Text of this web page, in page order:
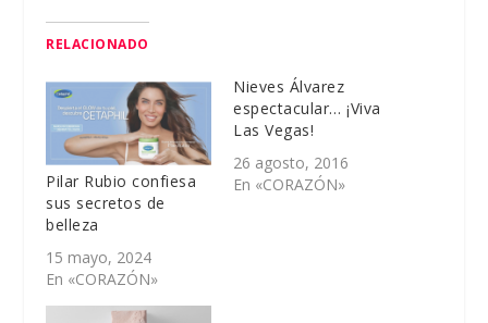
RELACIONADO
Pilar Rubio confiesa
sus secretos de
belleza
15 mayo, 2024
En «CORAZÓN»
Nieves Álvarez
espectacular… ¡Viva
Las Vegas!
26 agosto, 2016
En «CORAZÓN»